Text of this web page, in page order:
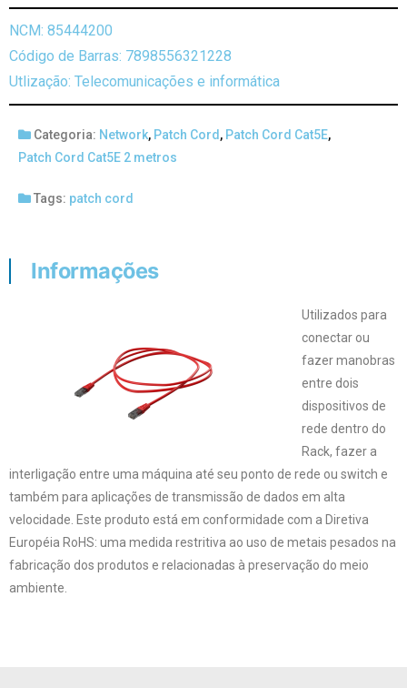
NCM: 85444200
Código de Barras: 7898556321228
Utlização: Telecomunicações e informática
Categoria: Network, Patch Cord , Patch Cord Cat5E,
Patch Cord Cat5E 2 metros
Tags: patch cord
Informações
Utilizados para
conectar ou
fazer manobras
entre dois
dispositivos de
rede dentro do
Rack, fazer a
interligação entre uma máquina até seu ponto de rede ou switch e
também para aplicações de transmissão de dados em alta
velocidade. Este produto está em conformidade com a Diretiva
Européia RoHS: uma medida restritiva ao uso de metais pesados na
fabricação dos produtos e relacionadas à preservação do meio
ambiente.